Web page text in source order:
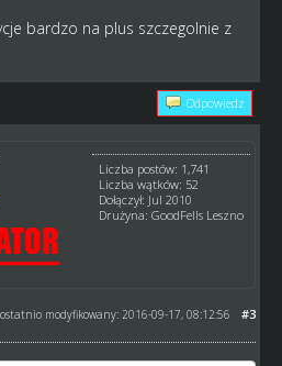
bardzo na plus szczegolnie z
Odpowiedz
Liczba postów: 1,741
Liczba wątków: 52
Dołączył: Jul 2010
Drużyna: GoodFells Leszno
#3
ostatnio modyfikowany: 2016-09-17, 08:12:56